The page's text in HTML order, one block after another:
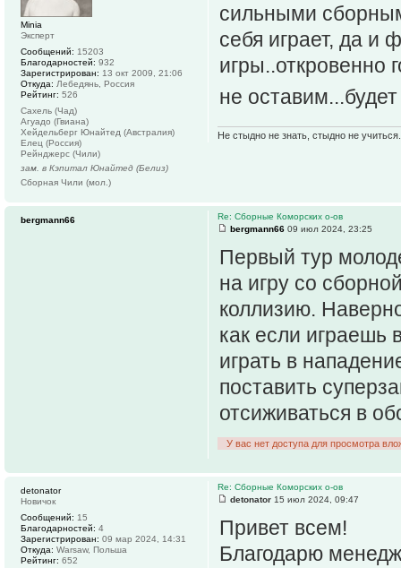
сильными
себя играет, да и
игры..откровенно
не
Не стыдно не знать, стыдно не
Minia
Эксперт
Сообщений: 15203
Благодарностей: 932
Зарегистрирован: 13 окт 2009, 21:06
Откуда: Лебедянь, Россия
Рейтинг: 526
Сахель (Чад)
Агуадо (Гвиана)
Хейдельберг Юнайтед (Австралия)
Елец (Россия)
Рейнджерс (Чили)
зам. в Кэпитал Юнайтед (Белиз)
Сборная Чили (мол.)
Re: Сборные Коморских о-ов
bergmann66 09 июл 2024, 23:25
Первый тур
на игру со
коллизию.
как если играешь
играть в
поставить
отсиживаться в
У вас нет доступа для просмотра
bergmann66
Re: Сборные Коморских о-ов
detonator 15 июл 2024, 09:47
Привет всем!
Благодарю
detonator
Новичок
Сообщений: 15
Благодарностей: 4
Зарегистрирован: 09 мар 2024, 14:31
Откуда: Warsaw, Польша
Рейтинг: 652